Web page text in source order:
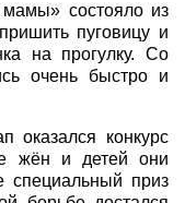
состояло из
пуговицу и
на прогулку. Со
очень быстро и
конкурс
жён и детей они
специальный приз